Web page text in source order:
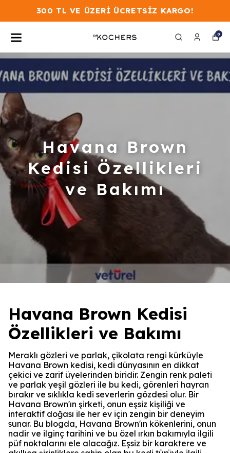
300 TL VE ÜZERİ ÜCRETSİZ KARGO!
0
Havana Brown
Kedisi Özellikleri
ve Bakımı
Havana Brown Kedisi
Özellikleri ve Bakımı
Meraklı gözleri ve parlak, çikolata rengi kürküyle
Havana Brown kedisi, kedi dünyasının en dikkat
çekici ve zarif üyelerinden biridir. Zengin renk paleti
ve parlak yeşil gözleri ile bu kedi, görenleri hayran
bırakır ve sıklıkla kedi severlerin gözdesi olur. Bir
Havana Brown'ın şirketi, onun eşsiz kişiliği ve
interaktif doğası ile her ev için zengin bir deneyim
sunar. Bu blogda, Havana Brown'ın kökenlerini, onun
nadir ve ilginç tarihini ve bu özel ırkın bakımıyla ilgili
püf noktalarını ele alacağız. Eşsiz bir karaktere ve